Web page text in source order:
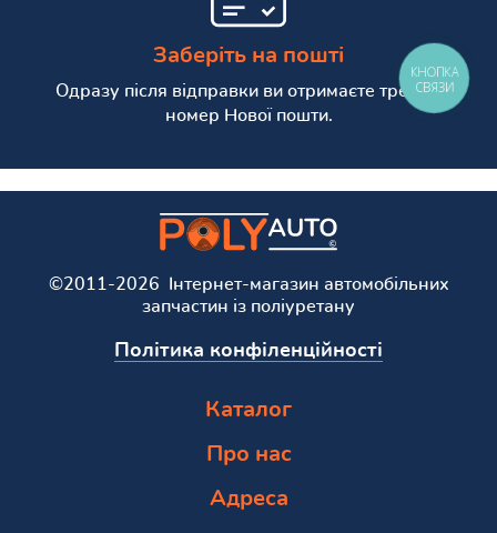
Заберіть на пошті
Одразу після відправки ви отримаєте трекінг
номер Нової пошти.
©2011-2026 Інтернет-магазин автомобільних
запчастин із поліуретану
Політика конфіленційності
Каталог
Про нас
Адреса
КНОПКА
СВЯЗИ